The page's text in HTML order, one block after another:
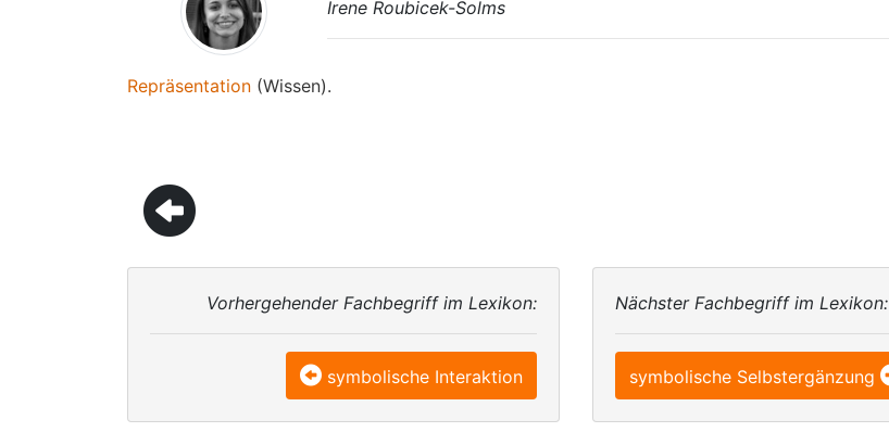
Irene Roubicek-Solms
Repräsentation (Wissen).
Vorhergehender Fachbegriff im Lexikon:
symbolische Interaktion
Nächster Fachbegriff im Lexikon:
symbolische Selbstergänzung